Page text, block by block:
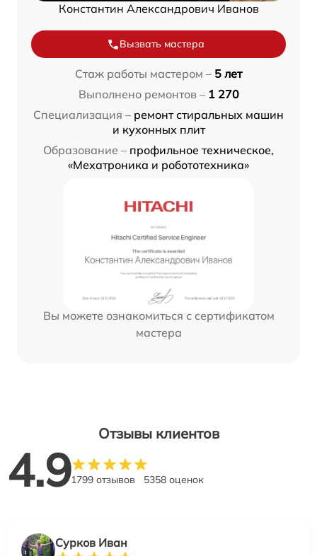
Константин Александрович Иванов
Вызвать мастера
Стаж работы мастером – 5 лет
Выполнено ремонтов – 1 270
Специализация – ремонт стиральных машин
и кухонных плит
Образование – профильное техническое,
«Мехатроника и робототехника»
Вы можете ознакомиться с сертификатом
мастера
Отзывы клиентов
4.91799 отзывов 5358 оценок
Сурков Иван